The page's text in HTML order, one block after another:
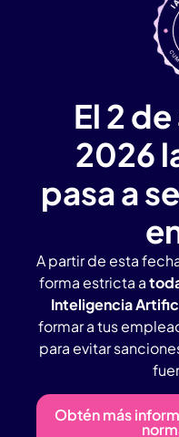
El 2
2026
pasa a
A partir de esta
forma estricta a
Inteligencia
formar a tus
para evitar
Obtén más